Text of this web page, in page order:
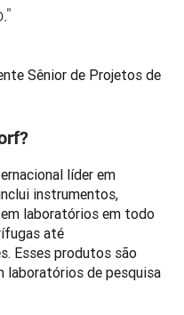
Sênior de Projetos de
líder em
instrumentos,
laboratórios em todo
até
Esses produtos são
laboratórios de pesquisa